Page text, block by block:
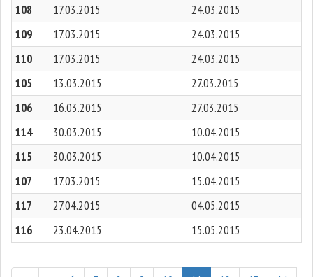
108 17.03.2015
24.03.2015
109
17.03.2015
24.03.2015
110
17.03.2015
24.03.2015
105
13.03.2015
27.03.2015
106
16.03.2015
27.03.2015
114
30.03.2015
10.04.2015
115
30.03.2015
10.04.2015
107
17.03.2015
15.04.2015
117
27.04.2015
04.05.2015
116
23.04.2015 15.05.2015